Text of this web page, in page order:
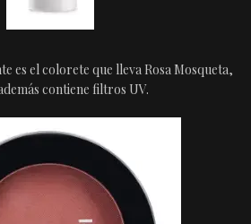
es el colorete que lleva Rosa Mosqueta,
contiene filtros UV.